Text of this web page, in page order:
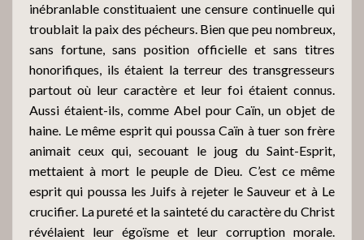
inébranlable constituaient une censure continuelle qui
troublait la paix des pécheurs. Bien que peu nombreux,
sans fortune, sans position officielle et sans titres
honorifiques, ils étaient la terreur des transgresseurs
partout où leur caractère et leur foi étaient connus.
Aussi étaient-ils, comme Abel pour Caïn, un objet de
haine. Le même esprit qui poussa Caïn à tuer son frère
animait ceux qui, secouant le joug du Saint-Esprit,
mettaient à mort le peuple de Dieu. C’est ce même
esprit qui poussa les Juifs à rejeter le Sauveur et à Le
crucifier. La pureté et la sainteté du caractère du Christ
révélaient leur égoïsme et leur corruption morale.